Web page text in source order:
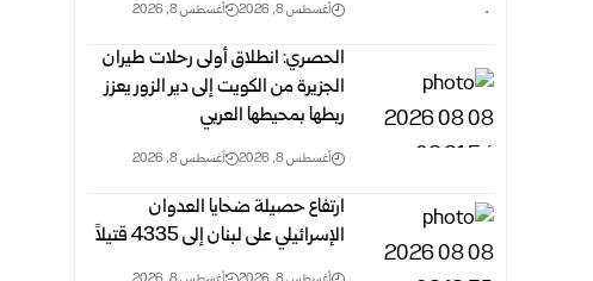
أغسطس 8, 2026 أغسطس 8, 2026
الحصري: انطلاق أولى رحلات طيران
الجزيرة من الكويت إلى دير الزور يعزز
ربطها بمحيطها العربي
أغسطس 8, 2026 أغسطس 8, 2026
ارتفاع حصيلة ضحايا العدوان
الإسرائيلي على لبنان إلى 4335 قتيلاً